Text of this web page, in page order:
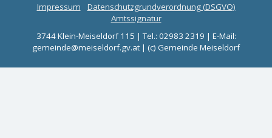
Impressum
Datenschutzgrundverordnung (DSGVO)
Amtssignatur
3744 Klein-Meiseldorf 115 | Tel.: 02983 2319 | E-Mail:
gemeinde@meiseldorf.gv.at | (c) Gemeinde Meiseldorf